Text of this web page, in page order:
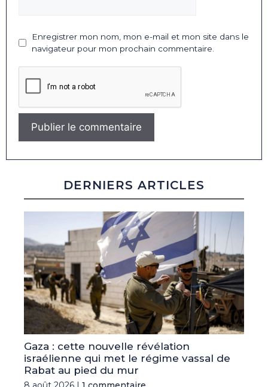
Enregistrer mon nom, mon e-mail et mon site dans le
navigateur pour mon prochain commentaire.
DERNIERS ARTICLES
Gaza : cette nouvelle révélation
israélienne qui met le régime vassal de
Rabat au pied du mur